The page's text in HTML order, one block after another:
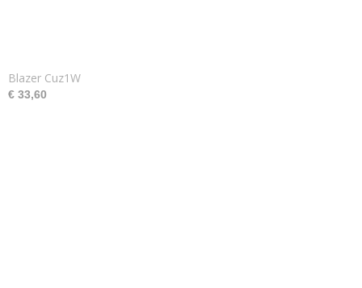
Blazer Cuz1W
€ 33,60